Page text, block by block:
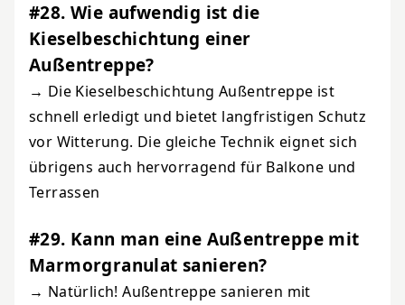
#28. Wie aufwendig ist die
Kieselbeschichtung einer
Außentreppe?
→ Die Kieselbeschichtung Außentreppe ist
schnell erledigt und bietet langfristigen Schutz
vor Witterung. Die gleiche Technik eignet sich
übrigens auch hervorragend für Balkone und
Terrassen
#29. Kann man eine Außentreppe mit
Marmorgranulat sanieren?
→ Natürlich! Außentreppe sanieren mit